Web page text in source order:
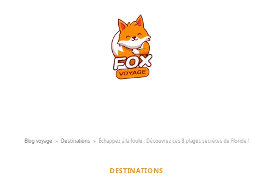
Blog voyage » Destinations » Échappez à la foule : Découvrez ces 8 plages secrètes de Floride !
DESTINATIONS